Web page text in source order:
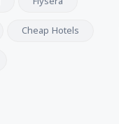
Cheap Hotels